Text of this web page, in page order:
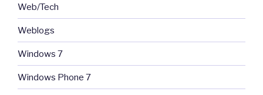
Web/Tech
Weblogs
Windows 7
Windows Phone 7